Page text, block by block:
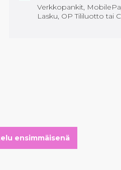
Verkkopankit,
Lasku, OP Tililuotto tai
ensimmäisenä